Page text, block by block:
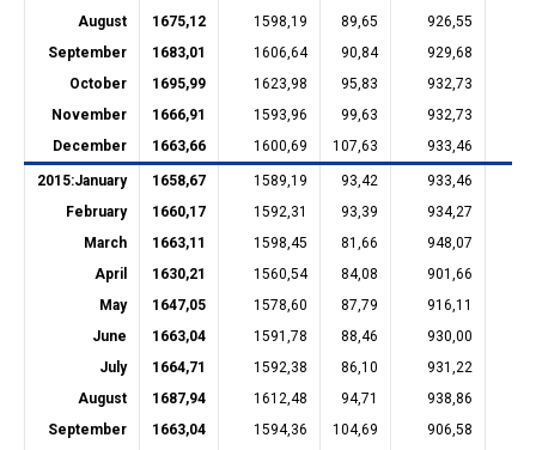
August
1675,12 1598,19 89,65 926,55
September
1683,01 1606,64 90,84 929,68
October
1695,99 1623,98 95,83 932,73
November
1666,91 1593,96 99,63 932,73
December
1663,66 1600,69 107,63 933,46
2015:January 1658,67 1589,19 93,42 933,46
February
1660,17 1592,31 93,39 934,27
March
1663,11 1598,45 81,66 948,07
April
1630,21 1560,54 84,08 901,66
May
1647,05 1578,60 87,79 916,11
June
1663,04 1591,78 88,46 930,00
July
1664,71 1592,38 86,10 931,22
August
1687,94 1612,48 94,71 938,86
September
1663,04 1594,36 104,69 906,58